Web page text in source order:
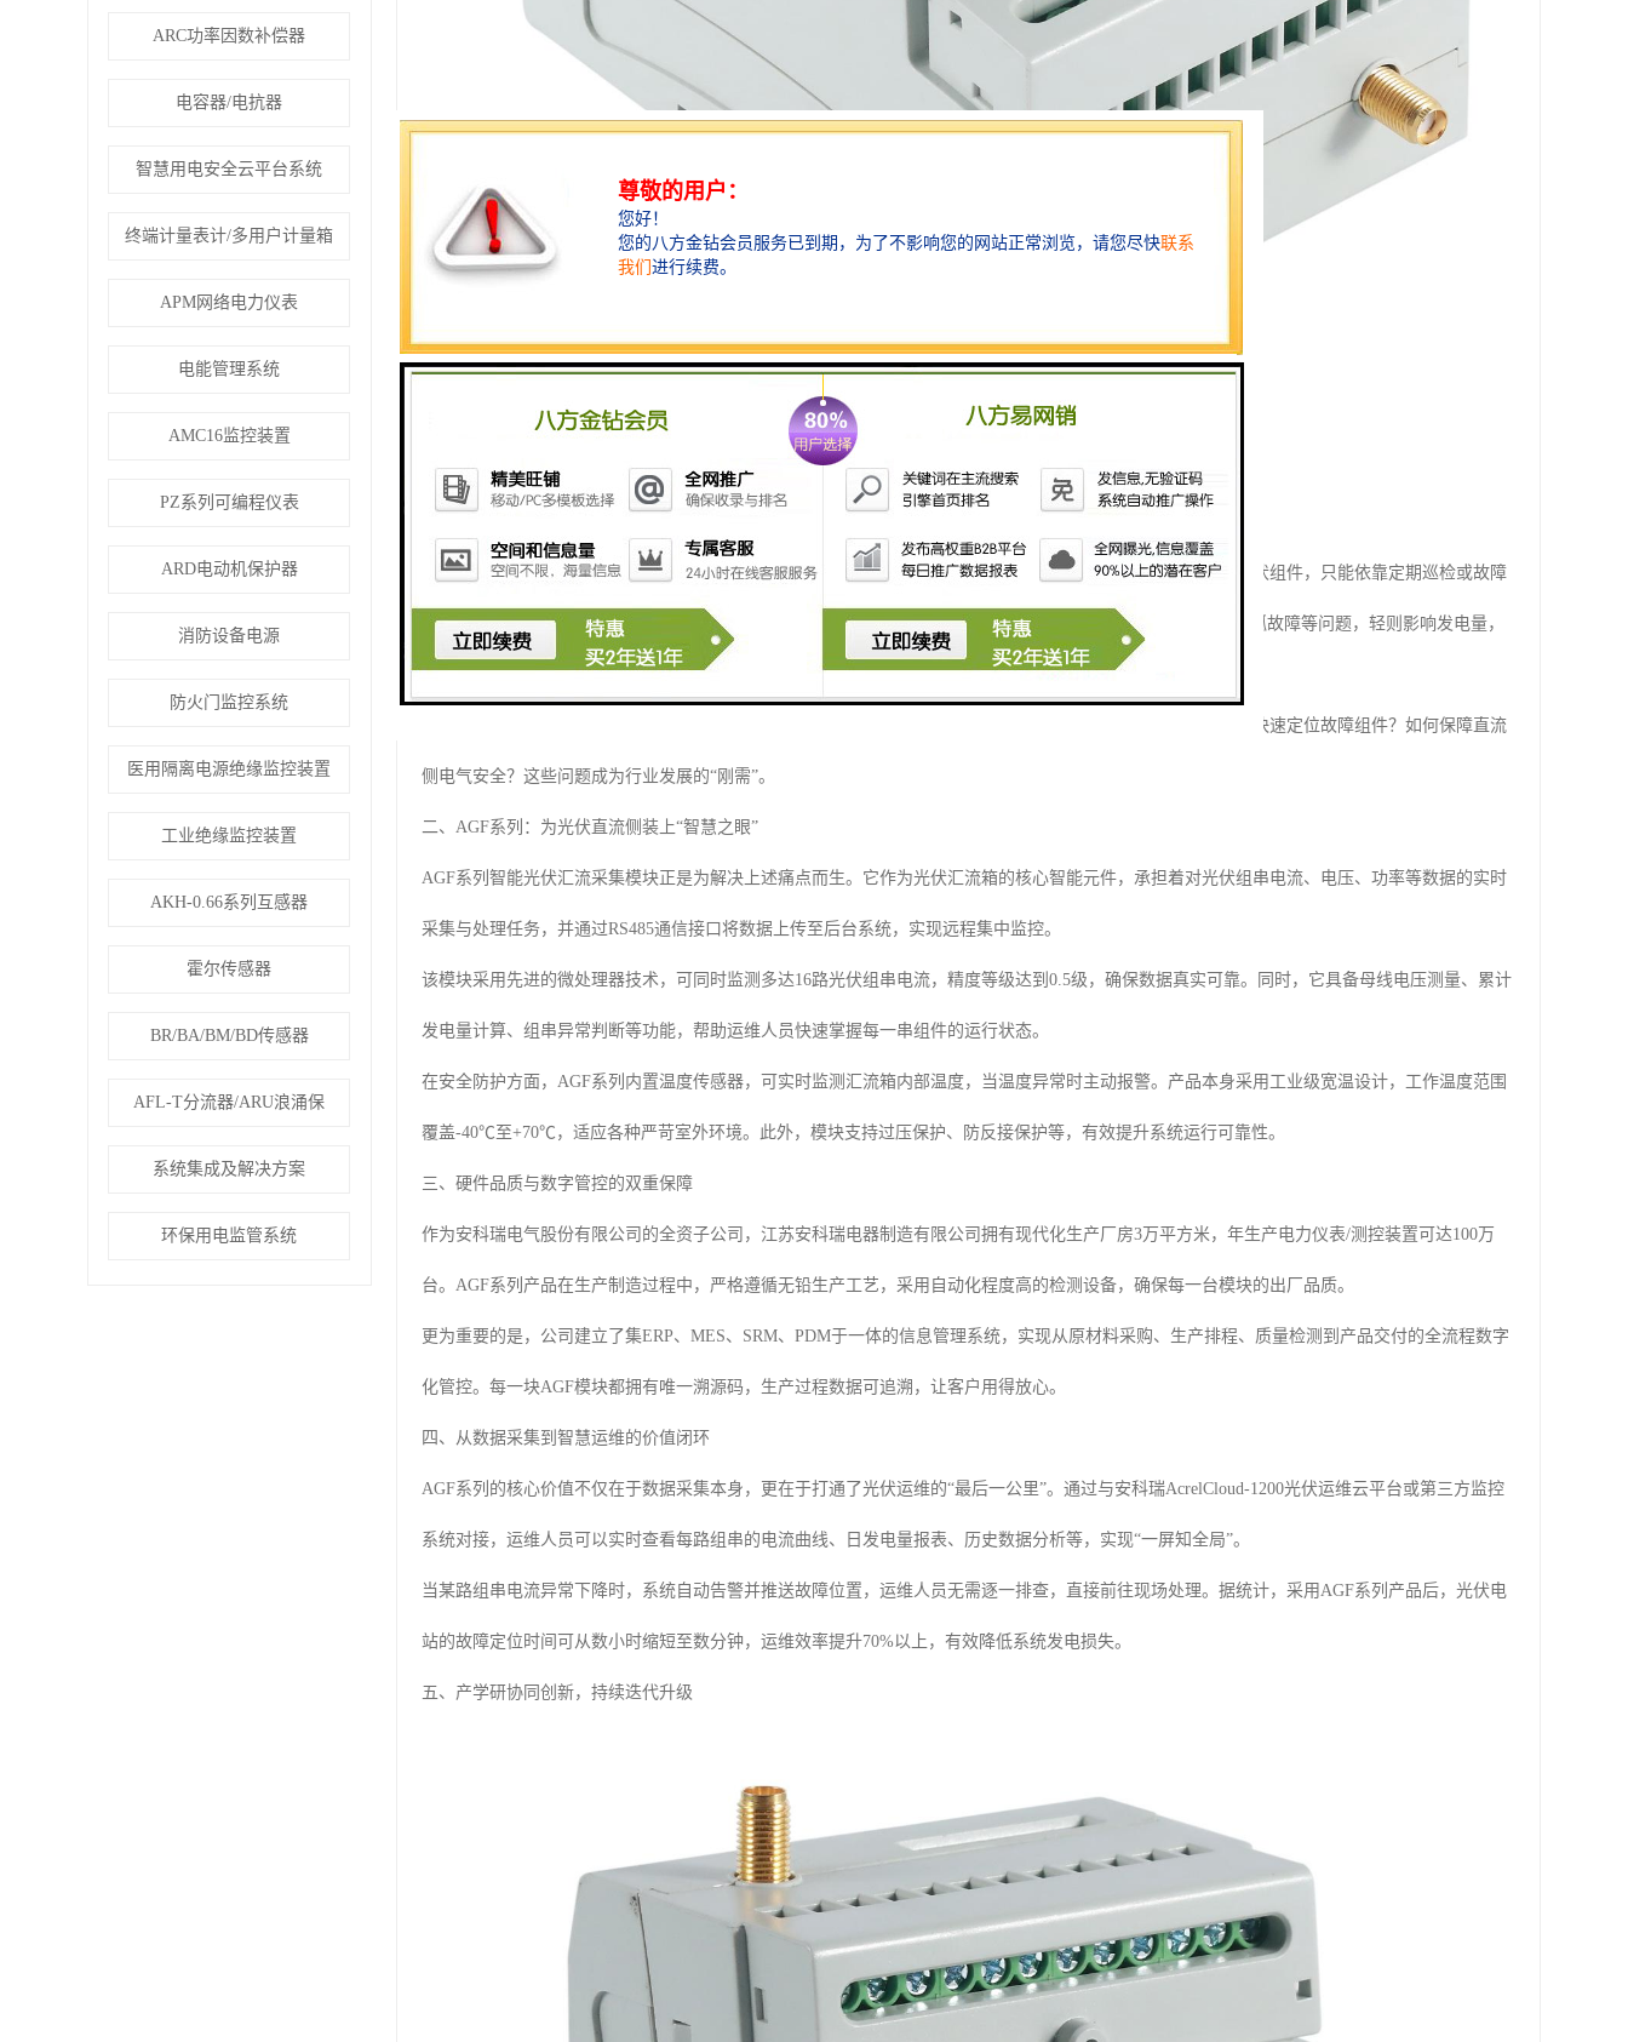
ARC功率因数补偿器
电容器/电抗器
智慧用电安全云平台系统
终端计量表计/多用户计量箱
APM网络电力仪表
电能管理系统
AMC16监控装置
PZ系列可编程仪表
ARD电动机保护器
消防设备电源
防火门监控系统
医用隔离电源绝缘监控装置
工业绝缘监控装置
AKH-0.66系列互感器
霍尔传感器
BR/BA/BM/BD传感器
AFL-T分流器/ARU浪涌保
系统集成及解决方案
环保用电监管系统
传统光伏系统中，光伏组串的电流、电压、温度等关键参数往往缺乏实时监测手段。运维人员面对成百上千块光伏组件，只能依靠定期巡检或故障
后“亡羊补牢”式的维修。这种被动运维模式不仅效率低下，更可能因局部异常未能及时发现，导致热斑效应、电弧故障等问题，轻则影响发电量，
重则引发火灾风险。
随着光伏电站规模不断扩大，精细化、智能化的运维需求日益迫切。如何实现每一个光伏组串的实时监控？如何快速定位故障组件？如何保障直流
侧电气安全？这些问题成为行业发展的“刚需”。
二、AGF系列：为光伏直流侧装上“智慧之眼”
AGF系列智能光伏汇流采集模块正是为解决上述痛点而生。它作为光伏汇流箱的核心智能元件，承担着对光伏组串电流、电压、功率等数据的实时
采集与处理任务，并通过RS485通信接口将数据上传至后台系统，实现远程集中监控。
该模块采用先进的微处理器技术，可同时监测多达16路光伏组串电流，精度等级达到0.5级，确保数据真实可靠。同时，它具备母线电压测量、累计
发电量计算、组串异常判断等功能，帮助运维人员快速掌握每一串组件的运行状态。
在安全防护方面，AGF系列内置温度传感器，可实时监测汇流箱内部温度，当温度异常时主动报警。产品本身采用工业级宽温设计，工作温度范围
覆盖-40℃至+70℃，适应各种严苛室外环境。此外，模块支持过压保护、防反接保护等，有效提升系统运行可靠性。
三、硬件品质与数字管控的双重保障
作为安科瑞电气股份有限公司的全资子公司，江苏安科瑞电器制造有限公司拥有现代化生产厂房3万平方米，年生产电力仪表/测控装置可达100万
台。AGF系列产品在生产制造过程中，严格遵循无铅生产工艺，采用自动化程度高的检测设备，确保每一台模块的出厂品质。
更为重要的是，公司建立了集ERP、MES、SRM、PDM于一体的信息管理系统，实现从原材料采购、生产排程、质量检测到产品交付的全流程数字
化管控。每一块AGF模块都拥有唯一溯源码，生产过程数据可追溯，让客户用得放心。
四、从数据采集到智慧运维的价值闭环
AGF系列的核心价值不仅在于数据采集本身，更在于打通了光伏运维的“最后一公里”。通过与安科瑞AcrelCloud-1200光伏运维云平台或第三方监控
系统对接，运维人员可以实时查看每路组串的电流曲线、日发电量报表、历史数据分析等，实现“一屏知全局”。
当某路组串电流异常下降时，系统自动告警并推送故障位置，运维人员无需逐一排查，直接前往现场处理。据统计，采用AGF系列产品后，光伏电
站的故障定位时间可从数小时缩短至数分钟，运维效率提升70%以上，有效降低系统发电损失。
五、产学研协同创新，持续迭代升级